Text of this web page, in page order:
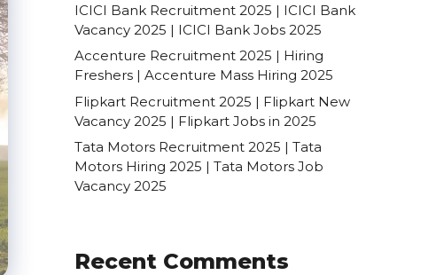
ICICI Bank Recruitment 2025 | ICICI Bank
Vacancy 2025 | ICICI Bank Jobs 2025
Accenture Recruitment 2025 | Hiring
Freshers | Accenture Mass Hiring 2025
Flipkart Recruitment 2025 | Flipkart New
Vacancy 2025 | Flipkart Jobs in 2025
Tata Motors Recruitment 2025 | Tata
Motors Hiring 2025 | Tata Motors Job
Vacancy 2025
Recent Comments